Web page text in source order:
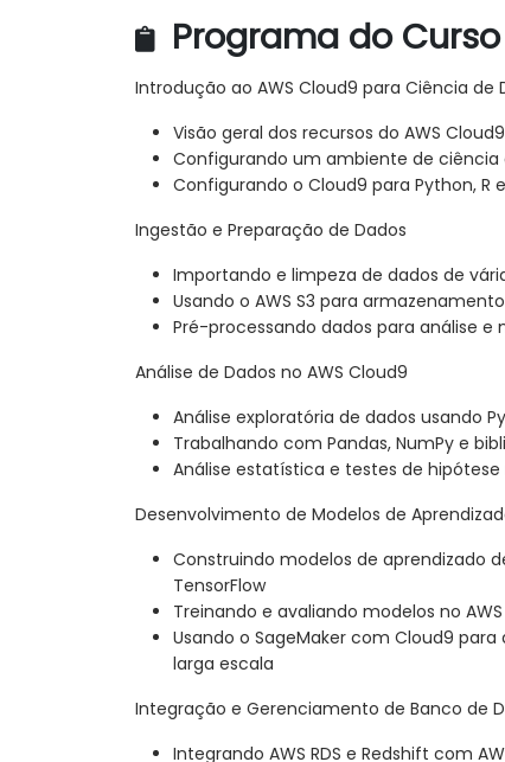
Programa do Curso
Introdução ao AWS Cloud9 para Ciência de
Visão geral dos recursos do AWS
Configurando um ambiente de ciência
Configurando o Cloud9 para Python, R
Ingestão e Preparação de Dados
Importando e limpeza de dados de
Usando o AWS S3 para
Pré-processando dados para análise e
Análise de Dados no AWS Cloud9
Análise exploratória de dados usando
Trabalhando com Pandas, NumPy e
Análise estatística e testes de hipótese
Desenvolvimento de Modelos de
Construindo modelos de aprendizado
TensorFlow
Treinando e avaliando modelos no
Usando o SageMaker com Cloud9
larga escala
Integração e Gerenciamento de Banco de
Integrando AWS RDS e Redshift com